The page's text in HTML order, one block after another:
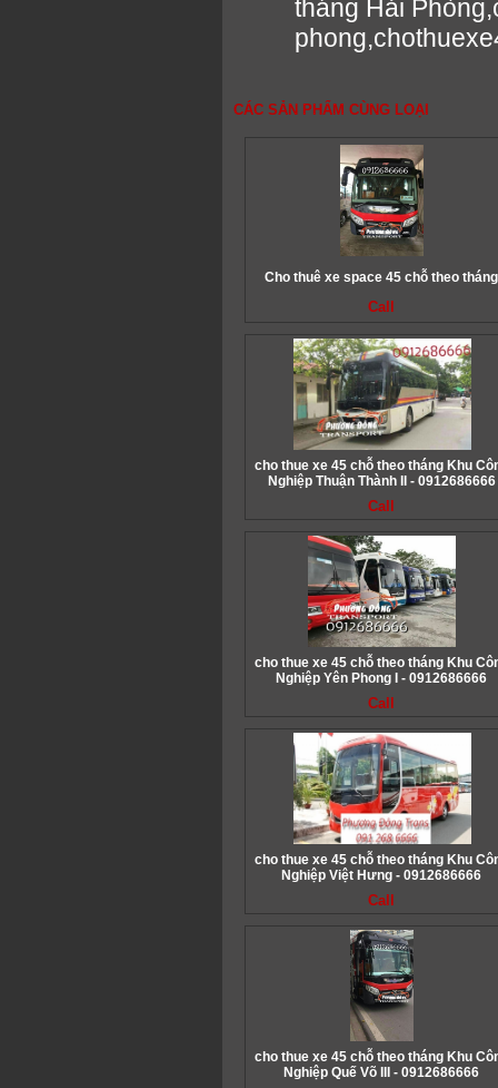
tháng Hải
CÁC SẢN PHẨM CÙNG LOẠI
Cho thuê xe space 45 chỗ theo tháng
Call
cho thue xe 45 chỗ theo tháng Khu
Nghiệp Thuận Thành II - 0912686666
Call
cho thue xe 45 chỗ theo tháng Khu
Nghiệp Yên Phong I - 0912686666
Call
cho thue xe 45 chỗ theo tháng Khu
Nghiệp Việt Hưng - 0912686666
Call
cho thue xe 45 chỗ theo tháng Khu
Nghiệp Quế Võ III - 0912686666